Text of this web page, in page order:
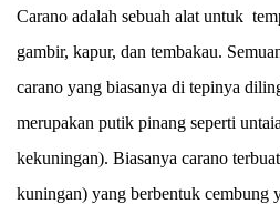
Carano adalah sebuah alat untuk
gambir, kapur, dan tembakau.
carano yang biasanya di tepinya
merupakan putik pinang seperti
kekuningan). Biasanya carano
kuningan) yang berbentuk cembung